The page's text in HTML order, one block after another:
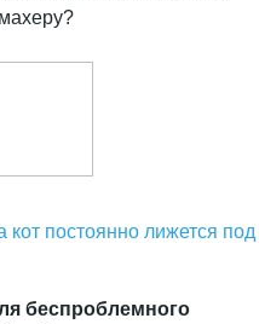
кот постоянно лижется под
беспроблемного